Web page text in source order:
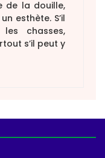
de la douille,
esthète. S’il
chasses,
s’il peut y